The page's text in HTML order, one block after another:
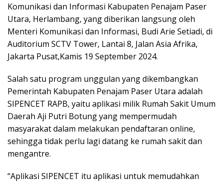
Komunikasi dan Informasi Kabupaten Penajam Paser
Utara, Herlambang, yang diberikan langsung oleh
Menteri Komunikasi dan Informasi, Budi Arie Setiadi, di
Auditorium SCTV Tower, Lantai 8, Jalan Asia Afrika,
Jakarta Pusat,Kamis 19 September 2024.
Salah satu program unggulan yang dikembangkan
Pemerintah Kabupaten Penajam Paser Utara adalah
SIPENCET RAPB, yaitu aplikasi milik Rumah Sakit Umum
Daerah Aji Putri Botung yang mempermudah
masyarakat dalam melakukan pendaftaran online,
sehingga tidak perlu lagi datang ke rumah sakit dan
mengantre.
“Aplikasi SIPENCET itu aplikasi untuk memudahkan